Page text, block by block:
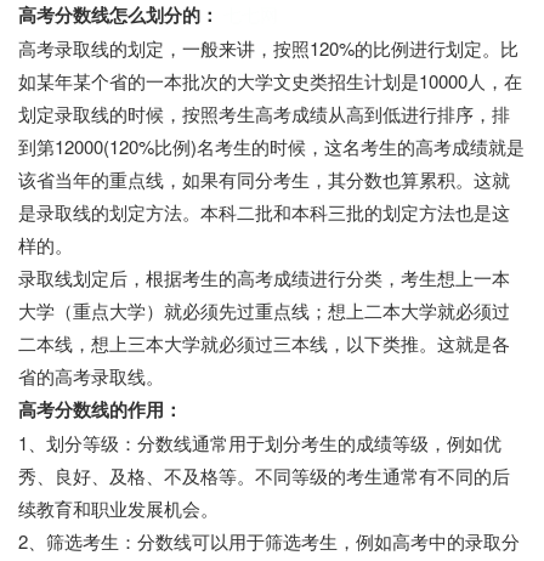
高考分数线怎么划分的：
高考录取线的划定，一般来讲，按照120%的比例进行划定。比
如某年某个省的一本批次的大学文史类招生计划是10000人，在
划定录取线的时候，按照考生高考成绩从高到低进行排序，排
到第12000(120%比例)名考生的时候，这名考生的高考成绩就是
该省当年的重点线，如果有同分考生，其分数也算累积。这就
是录取线的划定方法。本科二批和本科三批的划定方法也是这
样的。
录取线划定后，根据考生的高考成绩进行分类，考生想上一本
大学（重点大学）就必须先过重点线；想上二本大学就必须过
二本线，想上三本大学就必须过三本线，以下类推。这就是各
省的高考录取线。
高考分数线的作用：
1、划分等级：分数线通常用于划分考生的成绩等级，例如优
秀、良好、及格、不及格等。不同等级的考生通常有不同的后
续教育和职业发展机会。
2、筛选考生：分数线可以用于筛选考生，例如高考中的录取分